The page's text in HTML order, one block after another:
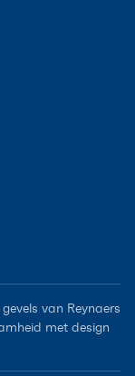
van Reynaers
met design